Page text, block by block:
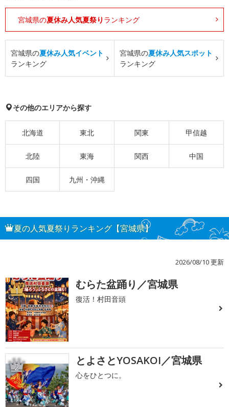
宮城県の夏休み人気夏祭り ランキング
宮城県の夏休み人気イベント
ランキング
宮城県の夏休み人気スポット
ランキング
その他のエリアから探す
北海道 東北 関東 甲信越
北陸 東海 関西 中国
四国 九州・沖縄
夏の人気夏祭りランキング【宮城県】
2026/08/10 更新
1 むらた盆踊り／宮城県
復活！村田音頭
2 とよさとYOSAKOI／宮城県
心をひとつに。